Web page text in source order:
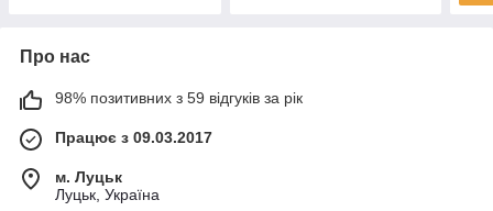
Про нас
98% позитивних з 59 відгуків за рік
Працює з 09.03.2017
м. Луцьк
Луцьк, Україна